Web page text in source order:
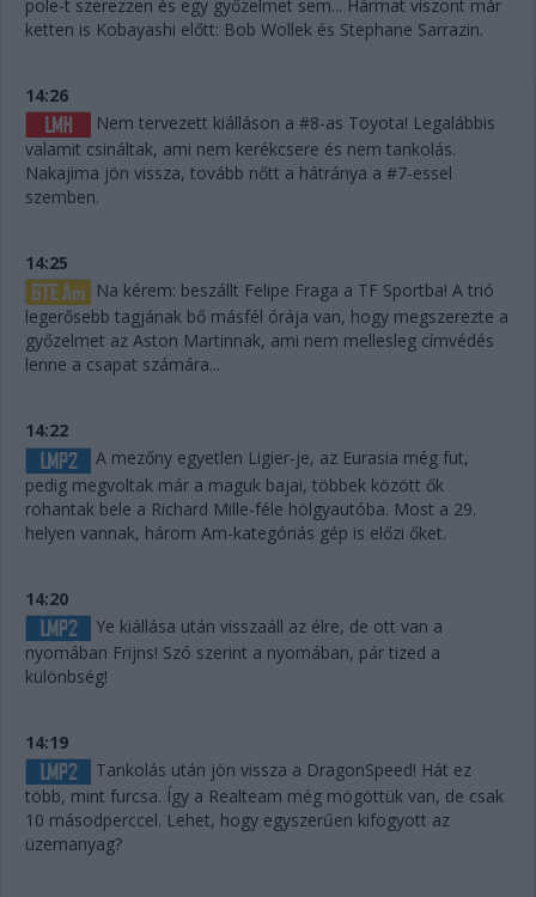
pole-t szerezzen és egy győzelmet sem... Hármat viszont már
ketten is Kobayashi előtt: Bob Wollek és Stephane Sarrazin.
14:26
Nem tervezett kiálláson a #8-as Toyota! Legalábbis
valamit csináltak, ami nem kerékcsere és nem tankolás.
Nakajima jön vissza, tovább nőtt a hátránya a #7-essel
szemben.
14:25
Na kérem: beszállt Felipe Fraga a TF Sportba! A trió
legerősebb tagjának bő másfél órája van, hogy megszerezte a
győzelmet az Aston Martinnak, ami nem mellesleg címvédés
lenne a csapat számára...
14:22
A mezőny egyetlen Ligier-je, az Eurasia még fut,
pedig megvoltak már a maguk bajai, többek között ők
rohantak bele a Richard Mille-féle hölgyautóba. Most a 29.
helyen vannak, három Am-kategóriás gép is előzi őket.
14:20
Ye kiállása után visszaáll az élre, de ott van a
nyomában Frijns! Szó szerint a nyomában, pár tized a
különbség!
14:19
Tankolás után jön vissza a DragonSpeed! Hát ez
több, mint furcsa. Így a Realteam még mögöttük van, de csak
10 másodperccel. Lehet, hogy egyszerűen kifogyott az
üzemanyag?